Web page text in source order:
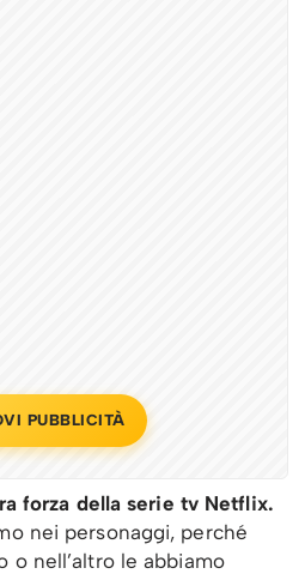
PUBBLICITÀ
forza della serie tv Netflix.
nei personaggi, perché
o nell’altro le abbiamo